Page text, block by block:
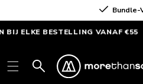
ELKE BESTELLING VANAF €55
SPORTSOKKEN
bij